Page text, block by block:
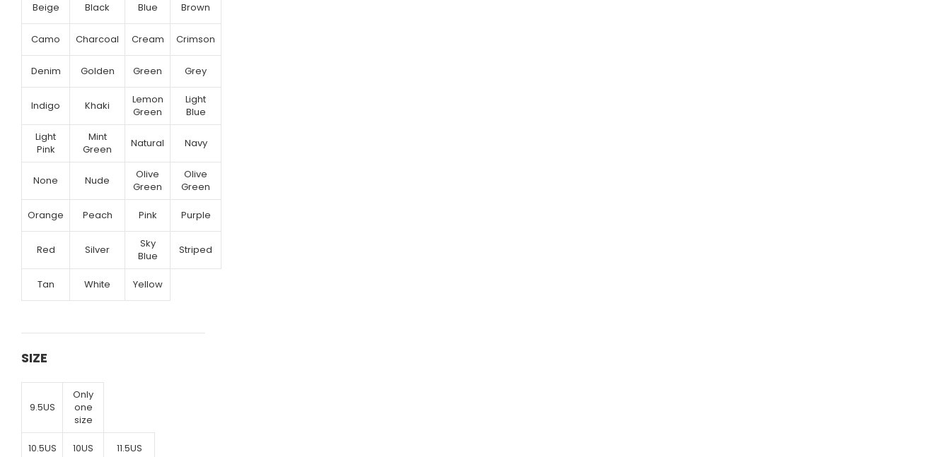
Beige Black Blue Brown
Camo Charcoal Cream Crimson
Denim Golden Green Grey
Indigo Khaki
Lemon
Green
Light
Blue
Light
Pink
Mint
Green
Natural Navy
None Nude
Olive
Green
Olive
Green
Orange Peach Pink Purple
Red Silver
Sky
Blue
Striped
Tan White Yellow
SIZE
9.5US
Only
one
size
10.5US 10US 11.5US